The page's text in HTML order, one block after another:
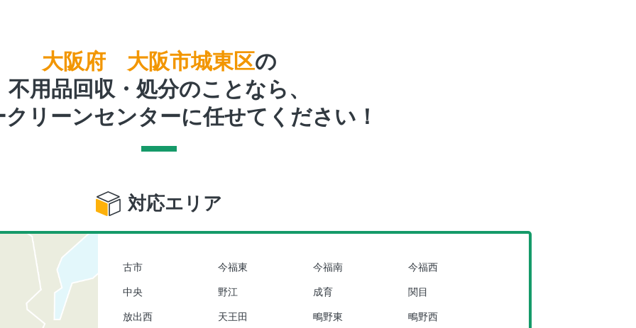
大阪府 大阪市城東区の
不用品回収・処分のことなら、
リーンセンターに任せてください！
対応エリア
古市 今福東 今福南 今福西
中央 野江 成育 関目
放出西 天王田 鴫野東 鴫野西